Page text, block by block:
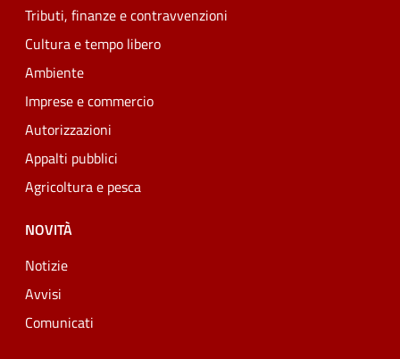
Tributi, finanze e contravvenzioni
Cultura e tempo libero
Ambiente
Imprese e commercio
Autorizzazioni
Appalti pubblici
Agricoltura e pesca
NOVITÀ
Notizie
Avvisi
Comunicati